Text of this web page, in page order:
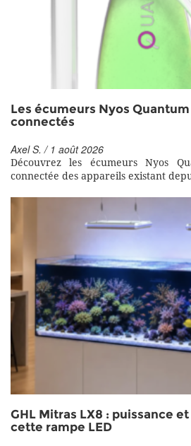
Les écumeurs Nyos
connectés
Axel S. / 1 août 2026
Découvrez les écumeurs Nyos
connectée des appareils existant
GHL Mitras LX8 : puissance
cette rampe LED